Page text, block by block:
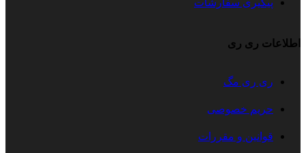
اطلاعات ری ری
ری ری مگ
حریم خصوصی
قوانین و مقررات